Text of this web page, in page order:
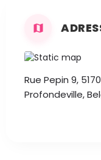
Rue Pepin 9, 5170
Profondeville,